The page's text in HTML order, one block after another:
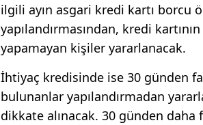
ilgili ayın asgari kredi kartı borcu
yapılandırmasından, kredi
yapamayan kişiler yararlanacak.
İhtiyaç kredisinde ise 30 günden
bulunanlar yapılandırmadan
dikkate alınacak. 30 günden daha